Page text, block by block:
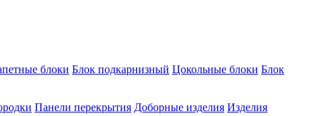
блоки Блок подкарнизный Цокольные блоки Блок
Панели перекрытия Доборные изделия Изделия